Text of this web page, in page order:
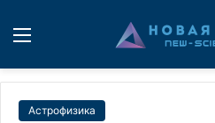
Астрофизика